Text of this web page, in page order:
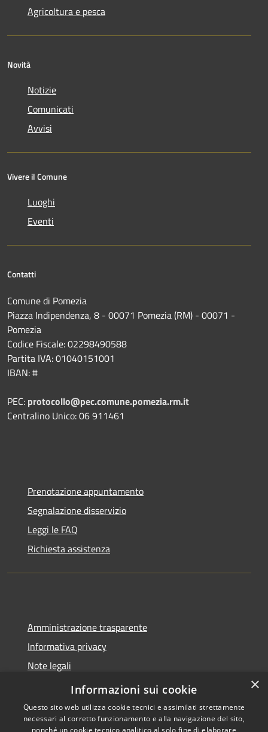
Agricoltura e pesca
Novità
Notizie
Comunicati
Avvisi
Vivere il Comune
Luoghi
Eventi
Contatti
Comune di Pomezia
Piazza Indipendenza, 8 - 00071 Pomezia (RM) - 00071 -
Pomezia
Codice Fiscale: 02298490588
Partita IVA: 01040151001
IBAN: #
PEC: protocollo@pec.comune.pomezia.rm.it
Centralino Unico: 06 911461
Prenotazione appuntamento
Segnalazione disservizio
Leggi le FAQ
Richiesta assistenza
Amministrazione trasparente
Informativa privacy
Note legali
Dichiarazione di accessibilità
×
Informazioni sui cookie
Questo sito web utilizza cookie tecnici e assimilati strettamente
necessari al corretto funzionamento e alla navigazione del sito,
nonché un cookie tecnico analitico al solo fine di elaborare